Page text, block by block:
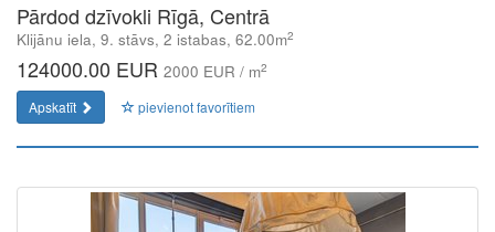
Pārdod dzīvokli Rīgā, Centrā
Klijānu iela, 9. stāvs, 2 istabas, 62.00m2
124000.00 EUR 2000 EUR / m2
Apskatīt pievienot favorītiem